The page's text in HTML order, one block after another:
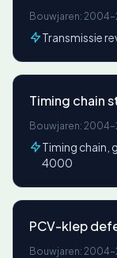
Bouwjaren:
Transmissie
Timing chain
Bouwjaren:
Timing chain,
4000
PCV-klep
Bouwjaren: